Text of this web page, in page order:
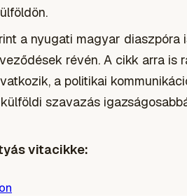
a nyugati magyar diaszpóra
révén. A cikk arra is
a politikai
szavazás
vitacikke: